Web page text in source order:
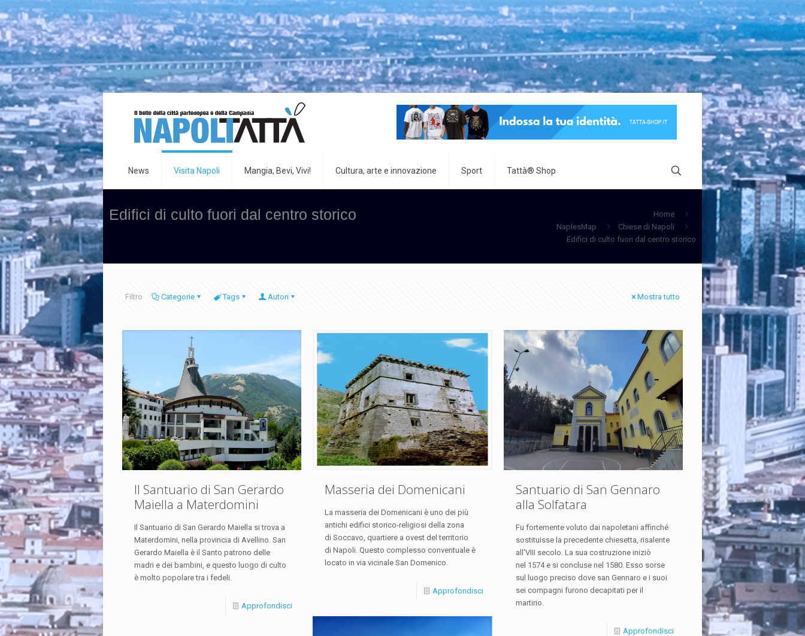
News Visita Napoli Mangia, Bevi, Vivi! Cultura, arte e innovazione Sport Tattà® Shop
Edifici di culto fuori dal centro storico
Home
NaplesMap
Chiese di Napoli
Edifici di culto fuori dal centro storico
Filtro Categorie Tags Autori Mostra tutto
Il Santuario di San Gerardo
Maiella a Materdomini
Il Santuario di San Gerardo Maiella si trova a
Materdomini, nella provincia di Avellino. San
Gerardo Maiella è il Santo patrono delle
madri e dei bambini, e questo luogo di culto
è molto popolare tra i fedeli.
Approfondisci
Masseria dei Domenicani
La masseria dei Domenicani è uno dei più
antichi edifici storico-religiosi della zona
di Soccavo, quartiere a ovest del territorio
di Napoli. Questo complesso conventuale è
locato in via vicinale San Domenico.
Approfondisci
Santuario di San Gennaro
alla Solfatara
Fu fortemente voluto dai napoletani affinché
sostituisse la precedente chiesetta, risalente
all'VIII secolo. La sua costruzione iniziò
nel 1574 e si concluse nel 1580. Esso sorse
sul luogo preciso dove san Gennaro e i suoi
sei compagni furono decapitati per il
martirio.
Approfondisci